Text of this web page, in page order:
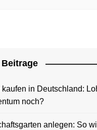
kaufen in Deutschland:
noch?
anlegen: So